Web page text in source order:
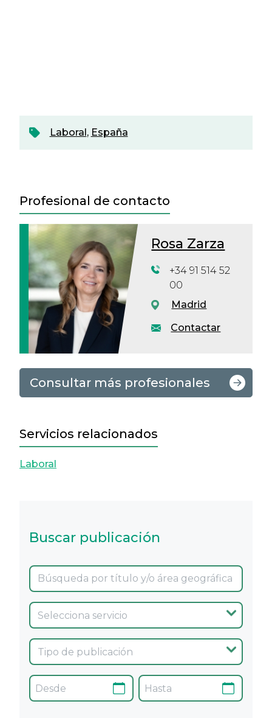
Laboral, España
Profesional de contacto
Rosa Zarza
Contactar
+34 91 514 52
00
Madrid
Consultar más profesionales
Servicios relacionados
Laboral
Buscar publicación